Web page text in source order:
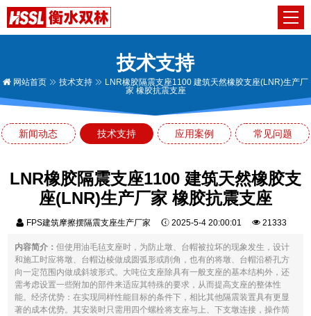
技术支持
网站首页 技术支持
LNR橡胶隔震支座1100 建筑天然橡胶支座(LNR)生产厂
家 橡胶抗震支座
新闻动态 技术支持 应用案例 常见问题
LNR橡胶隔震支座1100 建筑天然橡胶支
座(LNR)生产厂家 橡胶抗震支座
FPS建筑摩擦摆隔震支座生产厂家 2025-5-4 20:00:01 21333
内容简介：但使用油毛毡支座时，为防止墩、台帽被拉坏的现象发生，设计
和施工时应将墩、台帽边棱做成圆弧形或削角，也有的将墩、台帽沿桥孔方
向一定范围内做成斜坡形式。大吨位支座除具有一般支座的基本结构外，还
需考虑设置一些附加的部件来适应其特殊的要求，从而提高支座的整体性
能。经济优势：在实现同样性能目标的条件下，相比其他隔震装置具有更显
著的成本优势。其安装时只需用四个螺栓将支座与上、下支墩连接，操作简